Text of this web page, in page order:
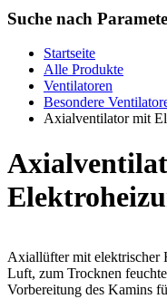
Suche nach
Startseite
Alle Produkte
Ventilatoren
Besondere
Axialventilator mit
Axiallüfter mit elektrischer
Luft, zum Trocknen
Vorbereitung des Kamins